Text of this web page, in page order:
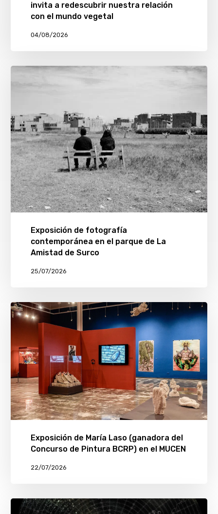
invita a redescubrir nuestra relación
con el mundo vegetal
04/08/2026
Exposición de fotografía
contemporánea en el parque de La
Amistad de Surco
25/07/2026
Exposición de María Laso (ganadora del
Concurso de Pintura BCRP) en el MUCEN
22/07/2026